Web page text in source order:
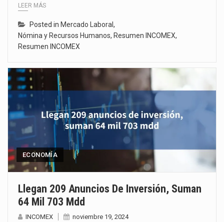
LEER MÁS
Posted in Mercado Laboral ,
Nómina y Recursos Humanos, Resumen INCOMEX,
Resumen INCOMEX
ECONOMÍA
Llegan 209 Anuncios De Inversión, Suman
64 Mil 703 Mdd
INCOMEX noviembre 19, 2024